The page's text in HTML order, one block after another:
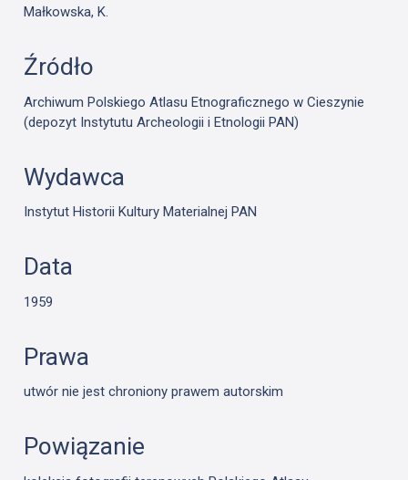
Małkowska, K.
Źródło
Archiwum Polskiego Atlasu Etnograficznego w Cieszynie
(depozyt Instytutu Archeologii i Etnologii PAN)
Wydawca
Instytut Historii Kultury Materialnej PAN
Data
1959
Prawa
utwór nie jest chroniony prawem autorskim
Powiązanie